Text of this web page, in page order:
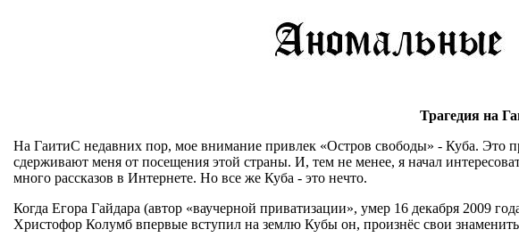
Трагедия на
На ГаитиС недавних пор, мое внимание привлек «Остров свободы» - Куба. Это
сдерживают меня от посещения этой страны. И, тем не менее, я начал
много рассказов в Интернете. Но все же Куба - это нечто.
Когда Егора Гайдара (автор «ваучерной приватизации», умер 16 декабря 2009
Христофор Колумб впервые вступил на землю Кубы он, произнёс свои